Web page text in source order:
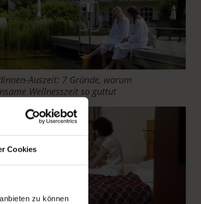
Cookies
zu können
Auszeit: 7 Gründe, warum
Wellnesszeit so guttut